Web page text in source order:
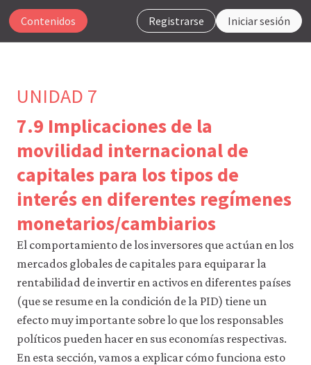
Registrarse Iniciar sesión
Contenidos
que
sitio
web
funcione,
CORE
utiliza
cookies
Puedes
desactivarlas
través
de
la
UNIDAD 7
7.9 Implicaciones de la
movilidad internacional de
capitales para los tipos de
interés en diferentes regímenes
monetarios/cambiarios
El comportamiento de los inversores que actúan en los
mercados globales de capitales para equiparar la
rentabilidad de invertir en activos en diferentes países
(que se resume en la condición de la PID) tiene un
efecto muy importante sobre lo que los responsables
políticos pueden hacer en sus economías respectivas.
En esta sección, vamos a explicar cómo funciona esto